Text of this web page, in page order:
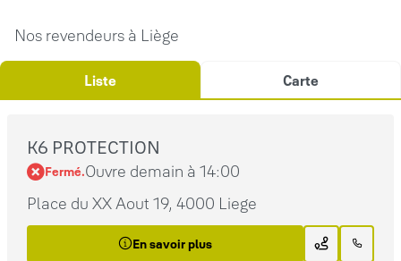
Nos revendeurs à Liège
Liste Carte
K6 PROTECTION
Fermé.Ouvre demain à 14:00
Place du XX Aout 19, 4000 Liege
En savoir plus